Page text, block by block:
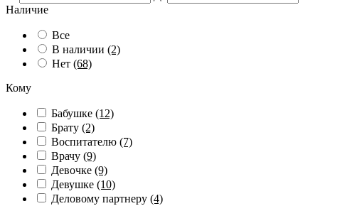
Наличие
Все
В наличии (2)
Нет (68)
Кому
Бабушке (12)
Брату (2)
Воспитателю (7)
Врачу (9)
Девочке (9)
Девушке (10)
Деловому партнеру (4)